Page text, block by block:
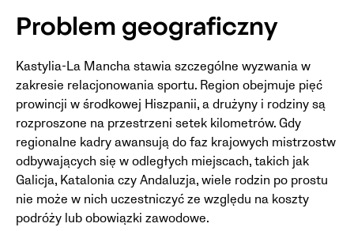
Problem geograficzny
Kastylia-La Mancha stawia szczególne wyzwania w
zakresie relacjonowania sportu. Region obejmuje pięć
prowincji w środkowej Hiszpanii, a drużyny i rodziny są
rozproszone na przestrzeni setek kilometrów. Gdy
regionalne kadry awansują do faz krajowych mistrzostw
odbywających się w odległych miejscach, takich jak
Galicja, Katalonia czy Andaluzja, wiele rodzin po prostu
nie może w nich uczestniczyć ze względu na koszty
podróży lub obowiązki zawodowe.